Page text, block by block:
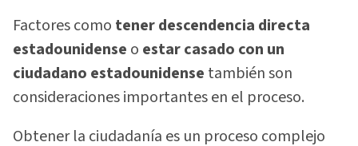
Factores como tener descendencia directa
estadounidense o estar casado con un
ciudadano estadounidense también son
consideraciones importantes en el proceso.
Obtener la ciudadanía es un proceso complejo